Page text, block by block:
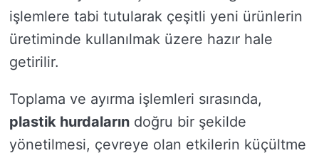
işlemlere tabi tutularak çeşitli yeni ürünlerin
üretiminde kullanılmak üzere hazır hale
getirilir.
Toplama ve ayırma işlemleri sırasında,
plastik hurdaların doğru bir şekilde
yönetilmesi, çevreye olan etkilerin küçültme